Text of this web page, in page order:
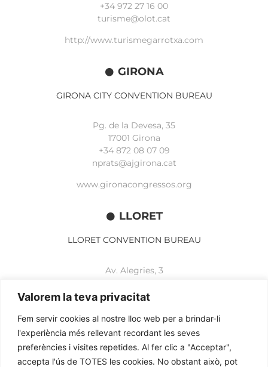
Valorem la teva privacitat
Fem servir cookies al nostre lloc web per a brindar-li
l'experiència més rellevant recordant les seves
preferències i visites repetides. Al fer clic a "Acceptar",
accepta l'ús de TOTES les cookies. No obstant això, pot
+34 972 27 16 00
turisme@olot.cat
http://www.turismegarrotxa.com
GIRONA
GIRONA CITY CONVENTION BUREAU
Pg. de la Devesa, 35
17001 Girona
+34 872 08 07 09
nprats@ajgirona.cat
www.gironacongressos.org
LLORET
LLORET CONVENTION BUREAU
Av. Alegries, 3
+34 972 365 788
www.lloretcb.org
Aviso legal